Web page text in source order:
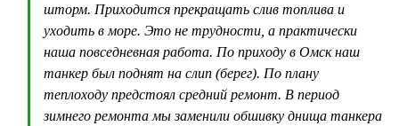
шторм. Приходится прекращать слив топлива и
уходить в море. Это не трудности, а практически
наша повседневная работа. По приходу в Омск наш
танкер был поднят на слип (берег). По плану
теплоходу предстоял средний ремонт. В период
зимнего ремонта мы заменили обшивку днища танкера